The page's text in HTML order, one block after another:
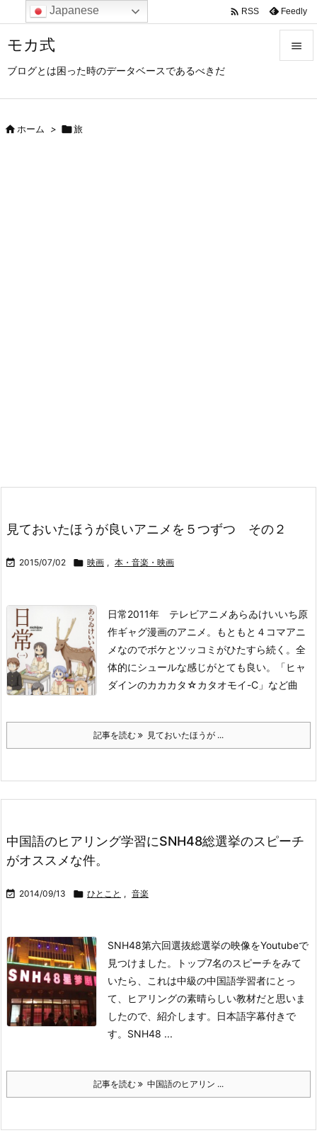
モカ式
ブログとは困った時のデータベースであるべきだ

 RSS Feedly
ホーム > 旅
見ておいたほうが良いアニメを５つずつ その２
 2015/07/02  映画 , 本・音楽・映画
日常2011年 テレビアニメあらゐけいいち原
作ギャグ漫画のアニメ。もともと４コマアニ
メなのでボケとツッコミがひたすら続く。全
体的にシュールな感じがとても良い。
「ヒャ
ダインのカカカタ☆カタオモイ-C」など曲
記事を読む 見ておいたほうが ...
中国語のヒアリング学習にSNH48総選挙のスピーチ
がオススメな件。
 2014/09/13  ひとこと , 音楽
SNH48第六回選抜総選挙の映像をYoutubeで
見つけました。トップ7名のスピーチをみて
いたら、これは中級の中国語学習者にとっ
て、ヒアリングの素晴らしい教材だと思いま
したので、紹介します。日本語字幕付きで
す。 SNH48 ...
記事を読む 中国語のヒアリン ...
Japanese